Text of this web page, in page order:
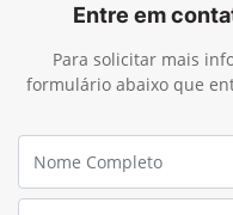
Entre em
Para solicitar mais
formulário abaixo que